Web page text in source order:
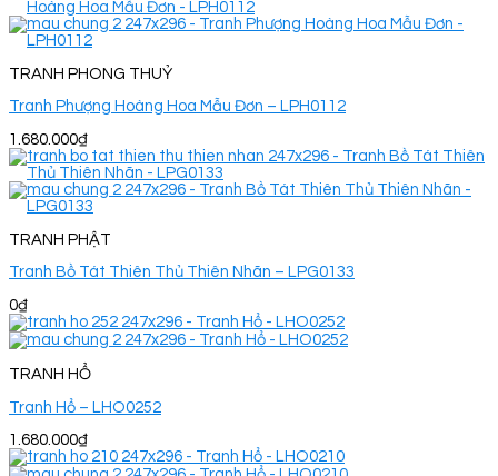
TRANH PHONG THUỶ
Tranh Phượng Hoàng Hoa Mẫu Đơn – LPH0112
1.680.000₫
TRANH PHẬT
Tranh Bồ Tát Thiên Thủ Thiên Nhãn – LPG0133
0₫
TRANH HỔ
Tranh Hổ – LHO0252
1.680.000₫